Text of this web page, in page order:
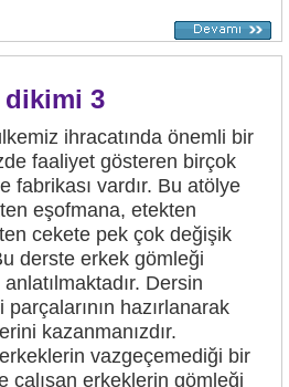
dikimi 3
ihracatında önemli bir
faaliyet gösteren birçok
fabrikası vardır. Bu atölye
eşofmana, etekten
cekete pek çok değişik
derste erkek gömleği
Dersin
hazırlanarak
kazanmanızdır.
vazgeçemediği bir
çalışan erkeklerin gömleği